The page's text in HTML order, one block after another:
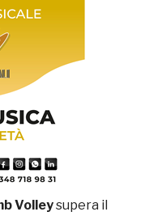
Volleysupera il